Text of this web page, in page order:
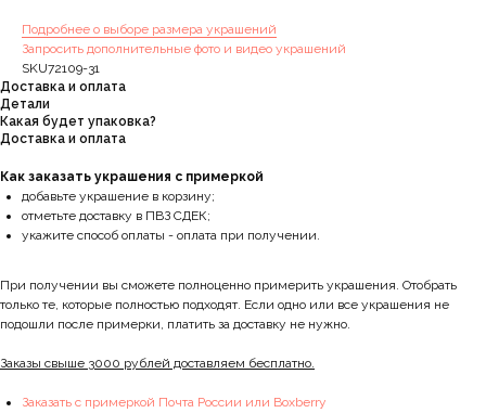
Подробнее о выборе размера украшений
Запросить дополнительные фото и видео украшений
SKU72109-31
Доставка и оплата
Детали
Какая будет упаковка?
Доставка и оплата
Как заказать украшения с примеркой
добавьте украшение в корзину;
отметьте доставку в ПВЗ СДЕК;
укажите способ оплаты - оплата при получении.
При получении вы сможете полноценно примерить украшения. Отобрать
только те, которые полностью подходят. Если одно или все украшения не
подошли после примерки, платить за доставку не нужно.
Заказы свыше 3000 рублей доставляем бесплатно.
Заказать с примеркой Почта России или Boxberry